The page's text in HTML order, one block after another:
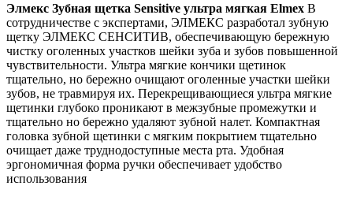
Элмекс Зубная щетка Sensitive ультра мягкая Elmex В
сотрудничестве с экспертами, ЭЛМЕКС разработал зубную
щетку ЭЛМЕКС СЕНСИТИВ, обеспечивающую бережную
чистку оголенных участков шейки зуба и зубов повышенной
чувствительности. Ультра мягкие кончики щетинок
тщательно, но бережно очищают оголенные участки шейки
зубов, не травмируя их. Перекрещивающиеся ультра мягкие
щетинки глубоко проникают в межзубные промежутки и
тщательно но бережно удаляют зубной налет. Компактная
головка зубной щетинки с мягким покрытием тщательно
очищает даже труднодоступные места рта. Удобная
эргономичная форма ручки обеспечивает удобство
использования